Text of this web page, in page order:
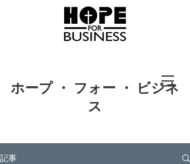
ホープ ・ フォー ・ ビジネ
ス
記事